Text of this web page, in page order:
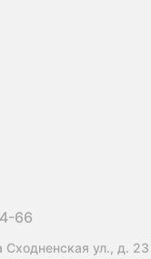
66
Сходненская ул., д. 23